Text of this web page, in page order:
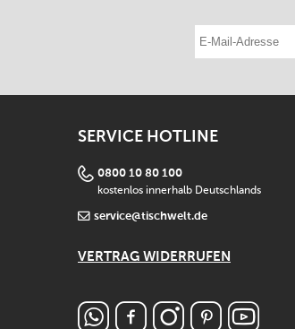
E-Mail-Adresse
SERVICE HOTLINE
0800 10 80 100
kostenlos innerhalb Deutschlands
service@tischwelt.de
VERTRAG WIDERRUFEN